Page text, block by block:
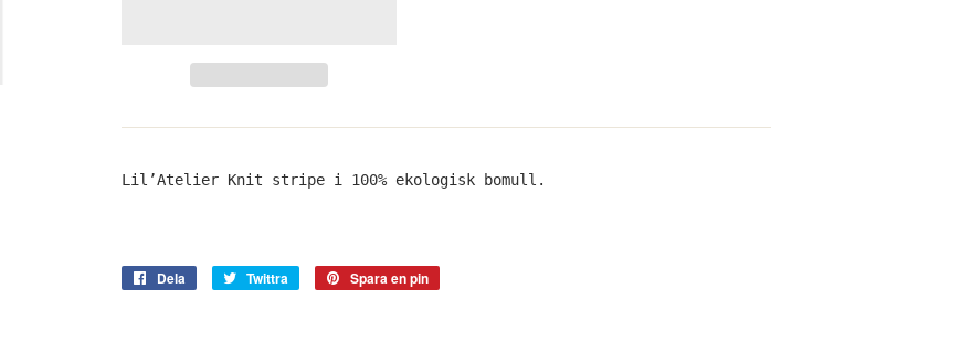
Lil’Atelier Knit stripe i 100% ekologisk bomull.
Dela
Dela
Twittra
Twittra
Spara en pin